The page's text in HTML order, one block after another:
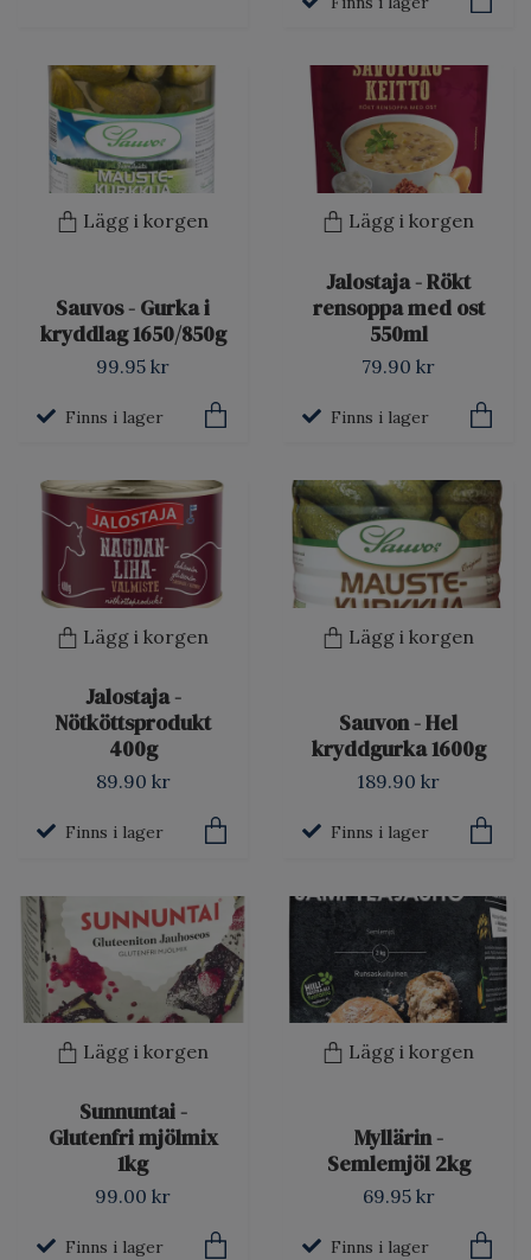
Lägg i korgen
Sauvos - Gurka i
kryddlag 1650/850g
99.95 kr
Finns i lager
Lägg i korgen
Jalostaja - Rökt
rensoppa med ost
550ml
79.90 kr
Finns i lager
Lägg i korgen
Jalostaja -
Nötköttsprodukt
400g
89.90 kr
Finns i lager
Lägg i korgen
Sauvon - Hel
kryddgurka 1600g
189.90 kr
Finns i lager
Lägg i korgen
Sunnuntai -
Glutenfri mjölmix
1kg
99.00 kr
Finns i lager
Lägg i korgen
Myllärin -
Semlemjöl 2kg
69.95 kr
Finns i lager